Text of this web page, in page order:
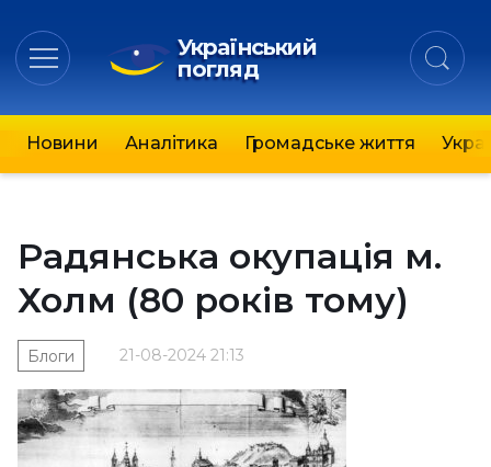
Український
погляд
Новини Аналітика Громадське життя
Радянська окупація м.
Холм (80 років тому)
21-08-2024 21:13
Блоги